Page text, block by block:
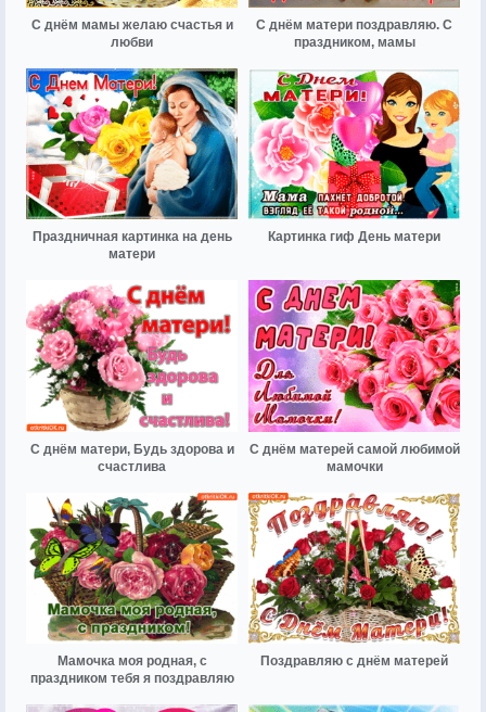
С днём мамы желаю счастья и
любви
С днём матери поздравляю. С
праздником, мамы
Праздничная картинка на день
матери
Картинка гиф День матери
С днём матери, Будь здорова и
счастлива
С днём матерей самой любимой
мамочки
Мамочка моя родная, с
праздником тебя я поздравляю
Поздравляю с днём матерей